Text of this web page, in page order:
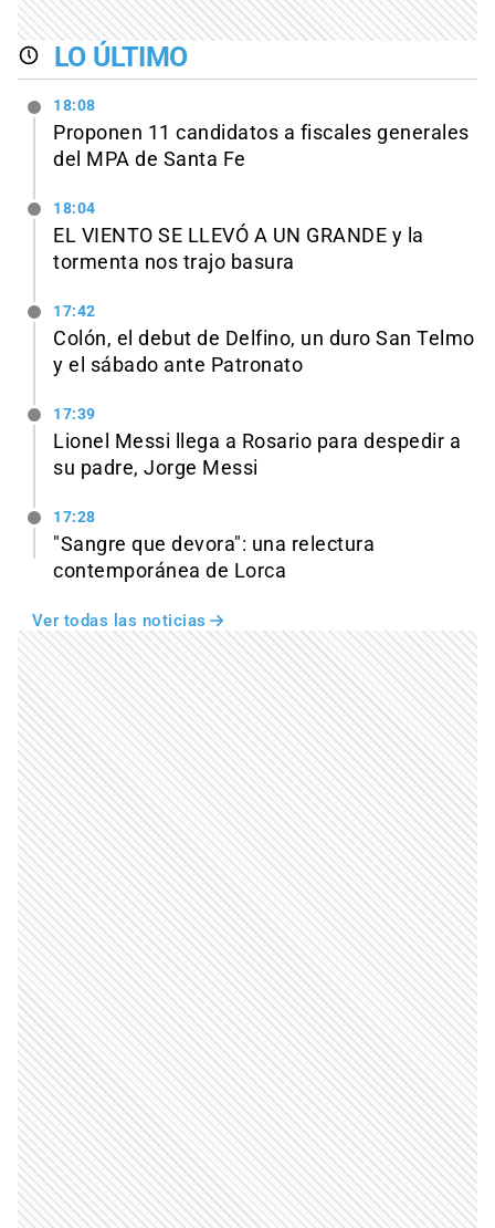
LO ÚLTIMO
18:08
Proponen 11 candidatos a fiscales generales
del MPA de Santa Fe
18:04
EL VIENTO SE LLEVÓ A UN GRANDE y la
tormenta nos trajo basura
17:42
Colón, el debut de Delfino, un duro San Telmo
y el sábado ante Patronato
17:39
Lionel Messi llega a Rosario para despedir a
su padre, Jorge Messi
17:28
"Sangre que devora": una relectura
contemporánea de Lorca
Ver todas las noticias